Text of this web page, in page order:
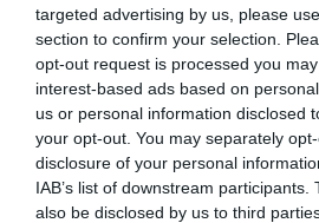
targeted advertising by us, please
section to confirm your selection.
opt-out request is processed you
interest-based ads based on
us or personal information disclosed
your opt-out. You may separately
disclosure of your personal
IAB’s list of downstream
also be disclosed by us to third
Vid servering stjälper du
ca 1,5-2 cm tjocka skivor.
Romsås till fiskterrinen:
hackad rödlök, majonnäs,
sås i en skål.